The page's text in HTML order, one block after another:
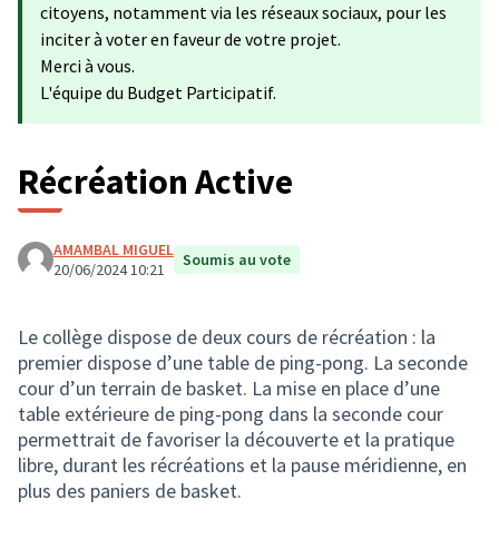
citoyens, notamment via les réseaux sociaux, pour les
inciter à voter en faveur de votre projet.
Merci à vous.
L'équipe du Budget Participatif.
Récréation Active
AMAMBAL MIGUEL
20/06/2024 10:21
Soumis au vote
Le collège dispose de deux cours de récréation : la
premier dispose d’une table de ping-pong. La seconde
cour d’un terrain de basket. La mise en place d’une
table extérieure de ping-pong dans la seconde cour
permettrait de favoriser la découverte et la pratique
libre, durant les récréations et la pause méridienne, en
plus des paniers de basket.